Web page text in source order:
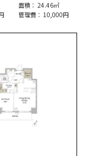
面積： 24.46㎡
管理費： 10,000円